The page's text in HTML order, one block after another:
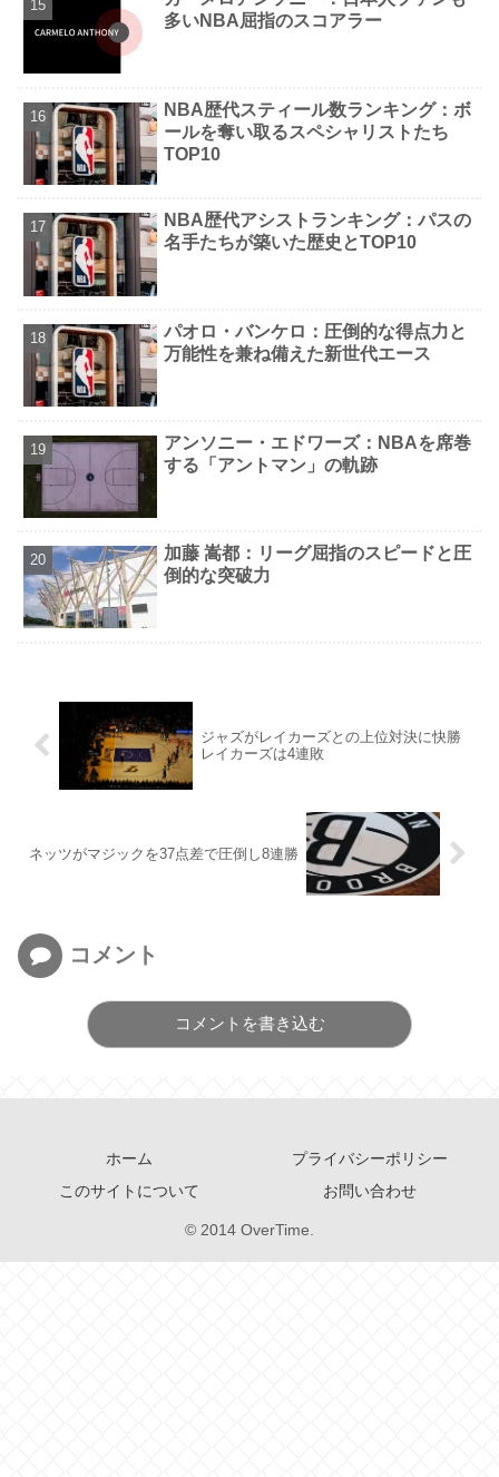
多いNBA屈指のスコアラー
NBA歴代スティール数ランキング：ボ
ールを奪い取るスペシャリストたち
TOP10
NBA歴代アシストランキング：パスの
名手たちが築いた歴史とTOP10
パオロ・バンケロ：圧倒的な得点力と
万能性を兼ね備えた新世代エース
アンソニー・エドワーズ：NBAを席巻
する「アントマン」の軌跡
加藤 嵩都：リーグ屈指のスピードと圧
倒的な突破力
ジャズがレイカーズとの上位対決に快勝
レイカーズは4連敗
ネッツがマジックを37点差で圧倒し8連勝
コメント
コメントを書き込む
ホーム
プライバシーポリシー
このサイトについて
お問い合わせ
© 2014 OverTime.